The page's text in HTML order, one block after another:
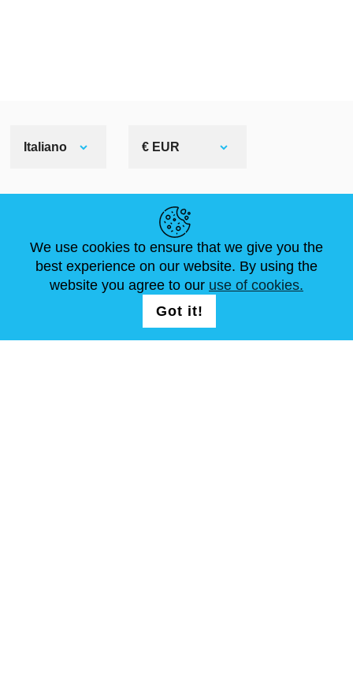
Italiano € EUR
NOTIZIE
ARTICOLI
ABOUT US
FAQ
DIMENSIONI STANDARD
CONTATTACI
We use cookies to ensure that we give you the
best experience on our website. By using the
website you agree to our use of cookies.
Got it!